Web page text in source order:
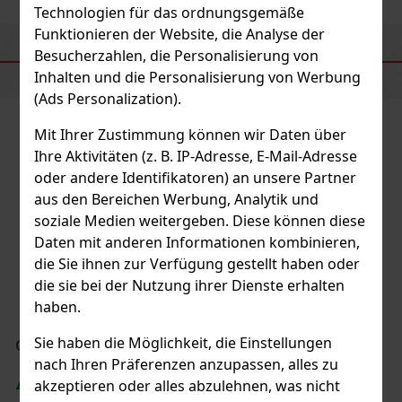
Technologien für das ordnungsgemäße
Funktionieren der Website, die Analyse der
Besucherzahlen, die Personalisierung von
Inhalten und die Personalisierung von Werbung
(Ads Personalization).
Mit Ihrer Zustimmung können wir Daten über
Ihre Aktivitäten (z. B. IP-Adresse, E-Mail-Adresse
oder andere Identifikatoren) an unsere Partner
aus den Bereichen Werbung, Analytik und
soziale Medien weitergeben. Diese können diese
Daten mit anderen Informationen kombinieren,
die Sie ihnen zur Verfügung gestellt haben oder
die sie bei der Nutzung ihrer Dienste erhalten
haben.
Sie haben die Möglichkeit, die Einstellungen
nach Ihren Präferenzen anzupassen, alles zu
akzeptieren oder alles abzulehnen, was nicht
ÄHNLICHE PRODUKTE